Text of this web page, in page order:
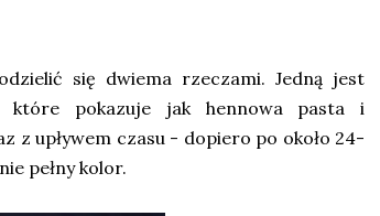
się dwiema rzeczami. Jedną jest
pokazuje jak hennowa pasta i
z upływem czasu - dopiero po około 24-
pełny kolor.